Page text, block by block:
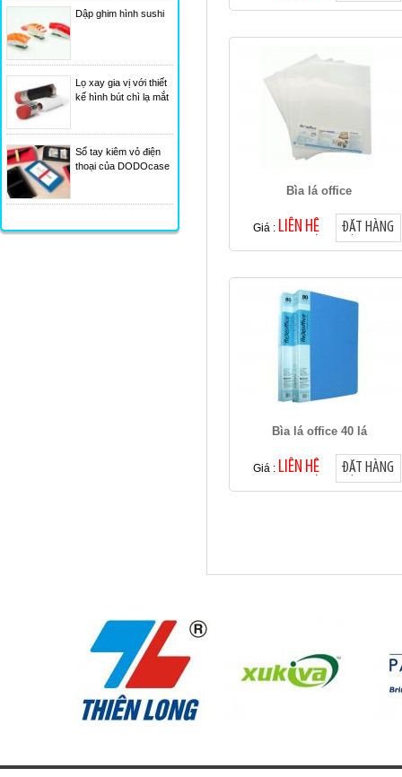
Dập ghim hình sushi
Lọ xay gia vị với thiết
kế hình bút chì lạ mắt
Sổ tay kiêm vỏ điện
thoại của DODOcase
Bìa lá office
Giá : LIÊN HỆ ĐẶT HÀNG
Bìa lá office 40 lá
Giá : LIÊN HỆ ĐẶT HÀNG